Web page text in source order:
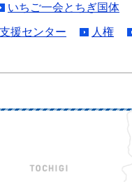
いちご一会とちぎ国体
援センター 人権